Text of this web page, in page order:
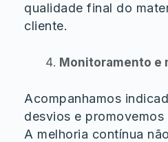
qualidade final do
cliente.
Monitoramento e
Acompanhamos
desvios e
A melhoria contínua